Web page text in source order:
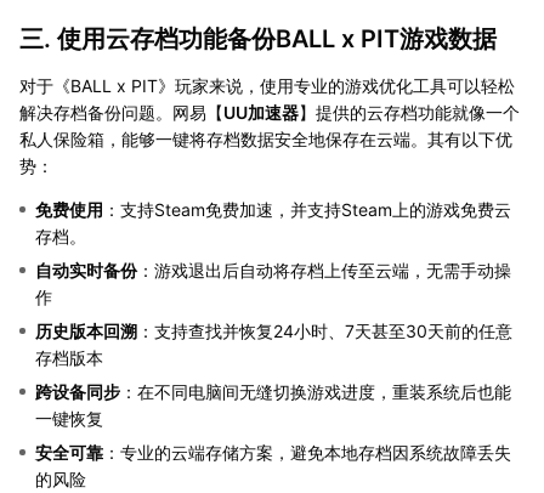
三. 使用云存档功能备份BALL x PIT游戏数据
对于《BALL x PIT》玩家来说，使用专业的游戏优化工具可以轻松
解决存档备份问题。网易【UU加速器】提供的云存档功能就像一个
私人保险箱，能够一键将存档数据安全地保存在云端。其有以下优
势：
免费使用 ：支持Steam免费加速，并支持Steam上的游戏免费云
存档。
自动实时备份：游戏退出后自动将存档上传至云端，无需手动操
作
历史版本回溯 ：支持查找并恢复24小时、7天甚至30天前的任意
存档版本
跨设备同步 ：在不同电脑间无缝切换游戏进度，重装系统后也能
一键恢复
安全可靠 ：专业的云端存储方案，避免本地存档因系统故障丢失
的风险